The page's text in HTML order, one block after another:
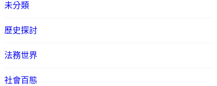
未分類
歷史探討
法務世界
社會百態